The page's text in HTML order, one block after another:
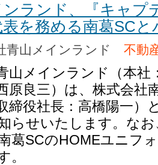
ランド、『キャプ
を務める南葛SC
青山メインランド 不動
山メインランド（本社
原良三）は、株式会社
締役社長：高橋陽一）
らせいたします。な
葛SCのHOMEユニフ
。